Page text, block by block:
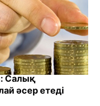
Салық
әсер етеді